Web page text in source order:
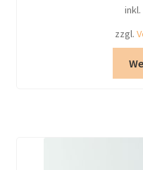
inkl.
zzgl.